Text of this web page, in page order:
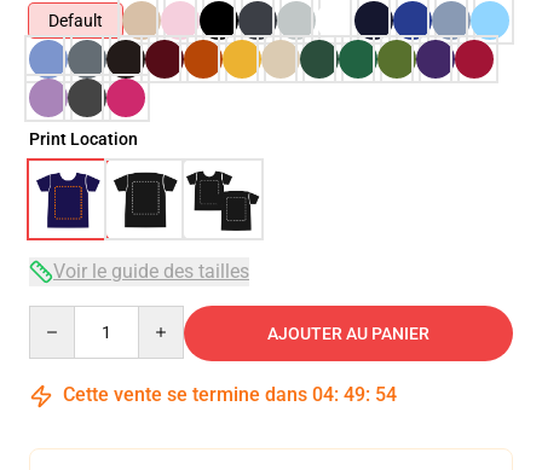
Default
Print Location
Voir le guide des tailles
AJOUTER AU PANIER
Cette vente se termine dans 04: 49: 54